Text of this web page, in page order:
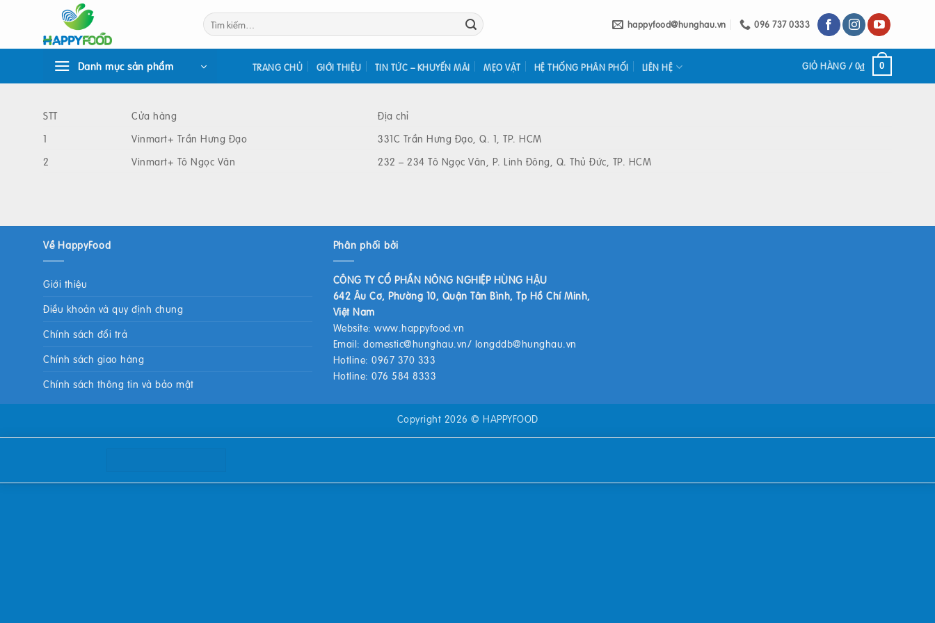
Tìm
kiếm:
happyfood@hunghau.vn 096 737 0333
Danh mục sản phẩm TRANG CHỦ GIỚI THIỆU TIN TỨC – KHUYẾN MÃI MẸO VẶT HỆ THỐNG PHÂN PHỐI LIÊN HỆ GIỎ HÀNG /0₫ 0
STT Cửa hàng
Địa chỉ
1
Vinmart+ Trần Hưng Đạo
331C Trần Hưng Đạo, Q. 1, TP. HCM
2
Vinmart+ Tô Ngọc Vân 232 – 234 Tô Ngọc Vân, P. Linh Đông, Q. Thủ Đức, TP. HCM
Về HappyFood
Giới thiệu
Điều khoản và quy định chung
Chính sách đổi trả
Chính sách giao hàng
Chính sách thông tin và bảo mật
Phân phối bởi
CÔNG TY CỔ PHẦN NÔNG NGHIỆP HÙNG HẬU
642 Âu Cơ, Phường 10, Quận Tân Bình, Tp Hồ Chí Minh,
Việt Nam
Website:www.happyfood.vn
Email:domestic@hunghau.vn/ longddb@hunghau.vn
Hotline: 0967 370 333
Hotline: 076 584 8333
Copyright 2026 © HAPPYFOOD